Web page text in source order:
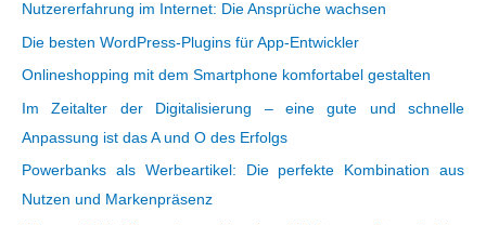
Nutzererfahrung im Internet: Die Ansprüche wachsen
Die besten WordPress-Plugins für App-Entwickler
Onlineshopping mit dem Smartphone komfortabel gestalten
Im Zeitalter der Digitalisierung – eine gute und schnelle
Anpassung ist das A und O des Erfolgs
Powerbanks als Werbeartikel: Die perfekte Kombination aus
Nutzen und Markenpräsenz